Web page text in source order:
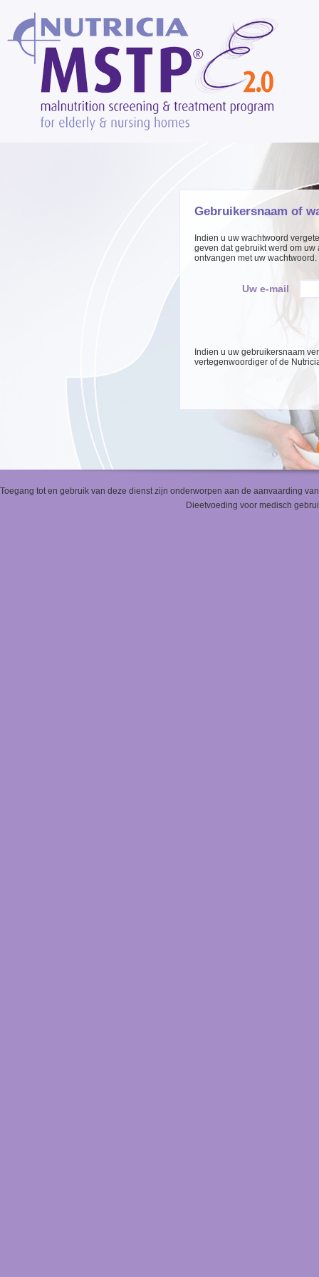
Gebruikersnaam of
Indien u uw wachtwoord
geven dat gebruikt werd om
ontvangen met uw wachtwoord.
Uw e-mail
Indien u uw gebruikersnaam
vertegenwoordiger of de
Toegang tot en gebruik van deze dienst zijn onderworpen aan de aanvaarding
Dieetvoeding voor medisch